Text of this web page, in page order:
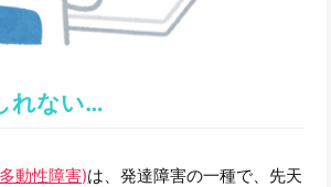
れない…
動性障害)は、発達障害の一種で、先天